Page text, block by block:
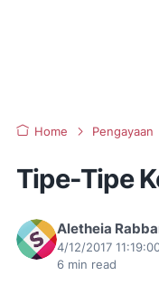
Home Pengayaan
Tipe-Tipe
Aletheia
4/12/2017
6 min read